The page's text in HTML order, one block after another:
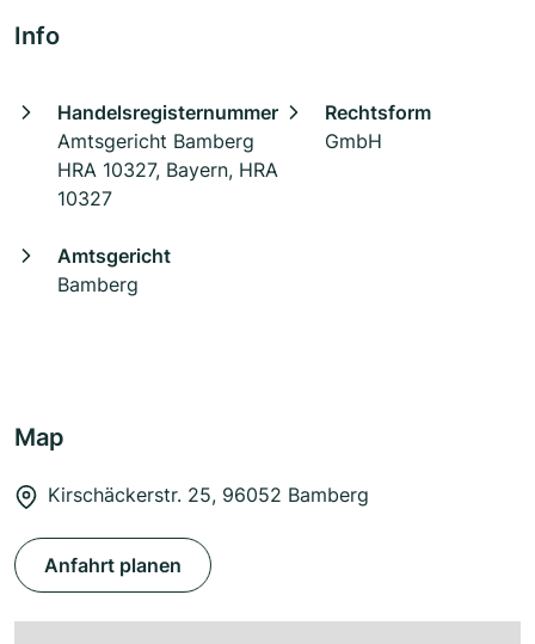
Info
Handelsregisternummer
Amtsgericht Bamberg
HRA 10327, Bayern, HRA
10327
Rechtsform
GmbH
Amtsgericht
Bamberg
Map
Kirschäckerstr. 25, 96052 Bamberg
Anfahrt planen